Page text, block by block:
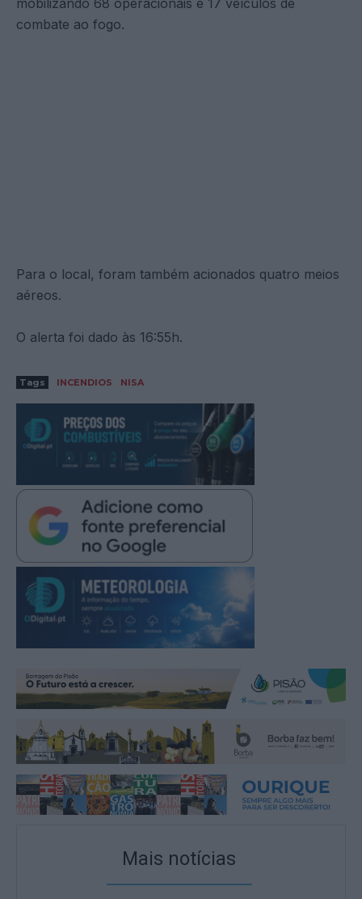
mobilizando 68 operacionais e 17 veículos de
combate ao fogo.
Para o local, foram também acionados quatro meios
aéreos.
O alerta foi dado às 16:55h.
Tags INCENDIOS NISA
Mais notícias